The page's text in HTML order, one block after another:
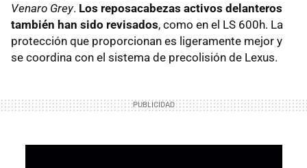
Venaro Grey. Los reposacabezas activos delanteros
también han sido revisados, como en el LS 600h. La
protección que proporcionan es ligeramente mejor y
se coordina con el sistema de precolisión de Lexus.